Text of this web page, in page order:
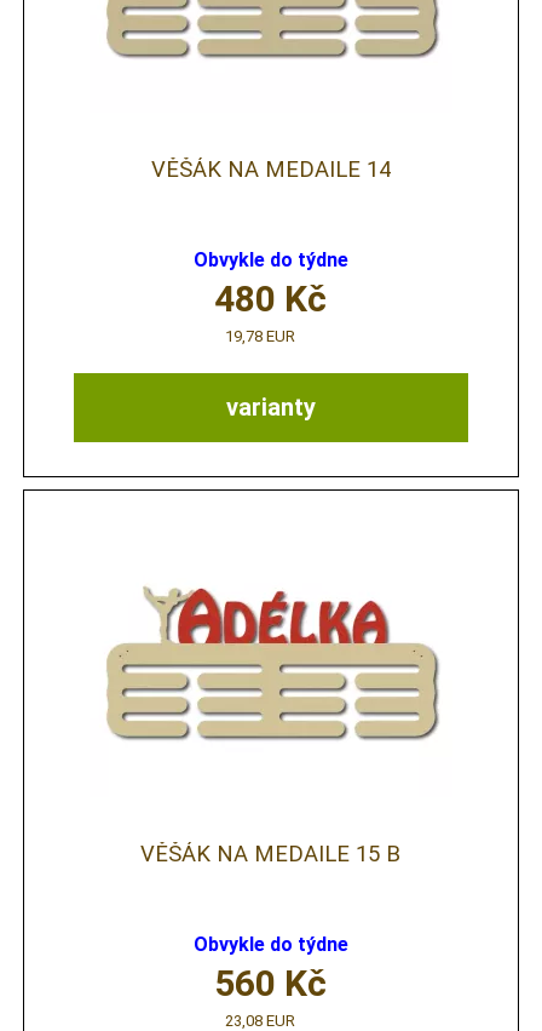
VĚŠÁK NA MEDAILE 14
Obvykle do týdne
varianty
480 Kč
19,78 EUR
VĚŠÁK NA MEDAILE 15 B
Obvykle do týdne
560 Kč
23,08 EUR